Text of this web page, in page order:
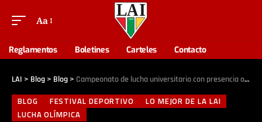
Aa
Reglamentos Boletines Carteles Contacto
LAI > Blog > Blog > Campeonato de lucha universitario con presencia olímpica
BLOG FESTIVAL DEPORTIVO
LO MEJOR DE LA LAI
LUCHA OLÍMPICA